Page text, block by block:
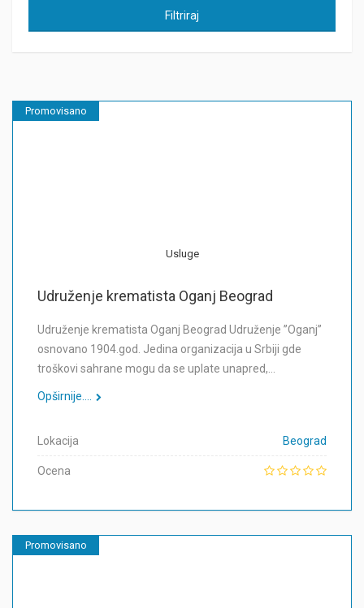
Filtriraj
Promovisano
Usluge
Udruženje krematista Oganj Beograd
Udruženje krematista Oganj Beograd Udruženje ”Oganj”
osnovano 1904.god. Jedina organizacija u Srbiji gde
troškovi sahrane mogu da se uplate unapred,…
Opširnije....
Lokacija Beograd
Ocena
Promovisano